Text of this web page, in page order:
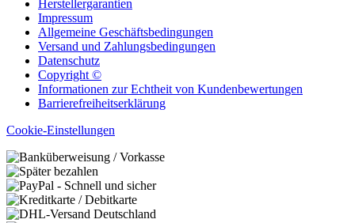
Herstellergarantien
Impressum
Allgemeine Geschäftsbedingungen
Versand und Zahlungsbedingungen
Datenschutz
Copyright ©
Informationen zur Echtheit von Kundenbewertungen
Barrierefreiheitserklärung
Cookie-Einstellungen